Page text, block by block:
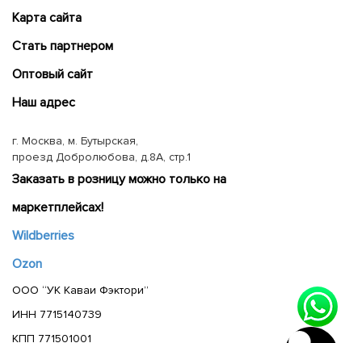
Карта сайта
Cтать партнером
Оптовый сайт
Наш адрес
г. Москва, м. Бутырская,
проезд Добролюбова, д.8А, стр.1
Заказать в розницу можно только на
маркетплейсах!
Wildberries
Ozon
ООО “УК Каваи Фэктори”
ИНН 7715140739
КПП 771501001